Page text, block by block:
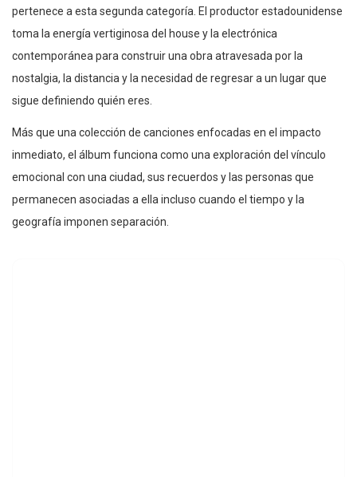
pertenece a esta segunda categoría. El productor estadounidense
toma la energía vertiginosa del house y la electrónica
contemporánea para construir una obra atravesada por la
nostalgia, la distancia y la necesidad de regresar a un lugar que
sigue definiendo quién eres.
Más que una colección de canciones enfocadas en el impacto
inmediato, el álbum funciona como una exploración del vínculo
emocional con una ciudad, sus recuerdos y las personas que
permanecen asociadas a ella incluso cuando el tiempo y la
geografía imponen separación.